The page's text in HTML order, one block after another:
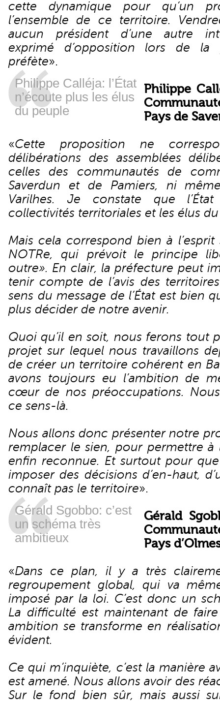
cette dynamique pour qu’un
l’ensemble de ce territoire.
aucun président d’une autre
exprimé d’opposition lors de la
préfète».
Philippe Calléja: l’État
n’écoute plus les élus
du peuple
Philippe
Pays de
«Cette proposition ne
délibérations des assemblées
celles des communautés de
Saverdun et de Pamiers, ni
Varilhes. Je constate que
collectivités territoriales et les élus
Mais cela correspond bien à
NOTRe, qui prévoit le principe
outre». En clair, la préfecture peut
tenir compte de l’avis des
sens du message de l’État est bien
plus décider de notre avenir.
Quoi qu’il en soit, nous ferons tout
projet sur lequel nous travaillons
de créer un territoire cohérent en
avons toujours eu l’ambition de
cœur de nos préoccupations.
ce sens-là.
Nous allons donc présenter notre
remplacer le sien, pour permettre à
enfin reconnue. Et surtout pour
imposer des décisions d’en-haut,
connaît pas le territoire».
Gérald Sgobbo: c’est
un schéma très
ambitieux
Gérald
Pays
«Dans ce plan, il y a très
regroupement global, qui va
imposé par la loi. C’est donc un
La difficulté est maintenant de
ambition se transforme en
évident.
Ce qui m’inquiète, c’est la manière
est amené. Nous allons avoir des
Sur le fond bien sûr, mais aussi